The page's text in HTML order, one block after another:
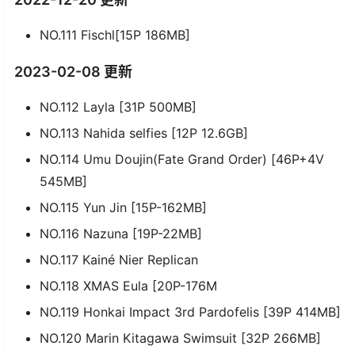
NO.111 Fischl[15P 186MB]
2023-02-08 更新
NO.112 Layla [31P 500MB]
NO.113 Nahida selfies [12P 12.6GB]
NO.114 Umu Doujin(Fate Grand Order) [46P+4V
545MB]
NO.115 Yun Jin [15P-162MB]
NO.116 Nazuna [19P-22MB]
NO.117 Kainé Nier Replican
NO.118 XMAS Eula [20P-176M
NO.119 Honkai Impact 3rd Pardofelis [39P 414MB]
NO.120 Marin Kitagawa Swimsuit [32P 266MB]